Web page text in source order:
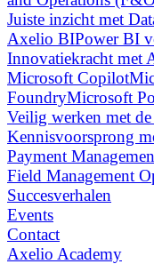
Juiste inzicht met
Axelio BIPower BI
Innovatiekracht met
Microsoft Copilot
FoundryMicrosoft
Veilig werken met
Kennisvoorsprong
Payment
Field Management
Succesverhalen
Events
Contact
Axelio Academy